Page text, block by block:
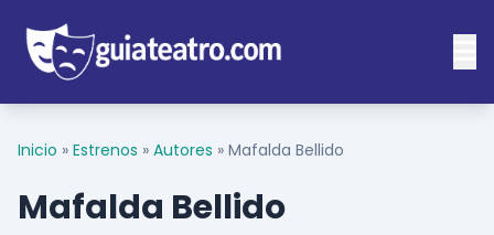
Inicio » Estrenos » Autores » Mafalda Bellido
Mafalda Bellido